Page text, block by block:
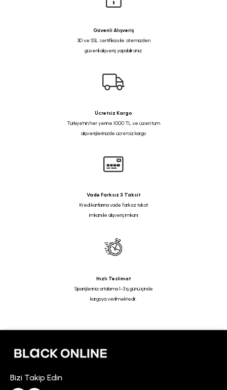
Güvenli Alışveriş
3D ve SSL sertifikası ile sitemizden
güvenli alışveriş yapabilirsiniz.
Ücretsiz Kargo
Türkiye'nin her yerine 1000 TL ve üzeri tüm
alışverişlerinizde ücretsiz kargo
Vade Farksız 3 Taksit
Kredi kartlarına vade farksız taksit
imkanı ile alışveriş imkanı
Hızlı Teslimat
Siparişleriniz ortalama 1-3 iş günü içinde
kargoya verilmektedir.
Bizi Takip Edin